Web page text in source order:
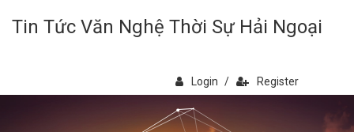
Tin Tức Văn Nghệ Thời Sự Hải Ngoại
Login / Register